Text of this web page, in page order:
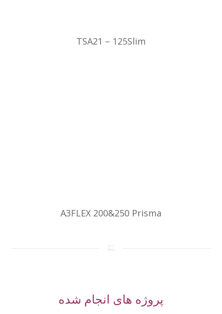
TSA21 – 125Slim
A3FLEX 200&250 Prisma
پروژه های انجام شده